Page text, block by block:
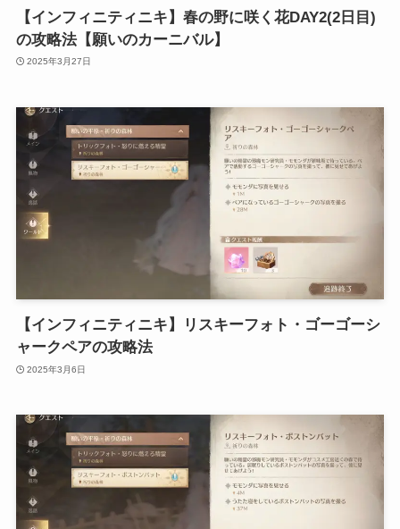
【インフィニティニキ】春の野に咲く花DAY2(2日目)
の攻略法【願いのカーニバル】
2025年3月27日
【インフィニティニキ】リスキーフォト・ゴーゴーシ
ャークペアの攻略法
2025年3月6日